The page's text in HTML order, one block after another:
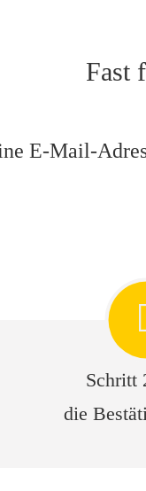
Fast
E-Mail-
Schritt
die